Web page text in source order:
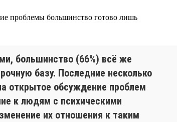
проблемы большинство готово лишь
большинство (66%) всё же
базу. Последние несколько
открытое обсуждение проблем
к людям с психическими
их отношения к таким